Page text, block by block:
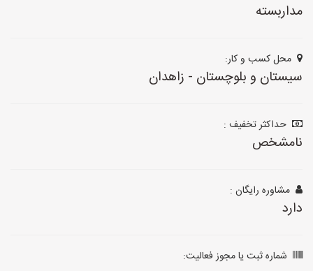
مداربسته
محل کسب و کار:
سیستان و بلوچستان - زاهدان
حداکثر تخفیف :
نامشخص
مشاوره رایگان :
دارد
شماره ثبت یا مجوز فعالیت: